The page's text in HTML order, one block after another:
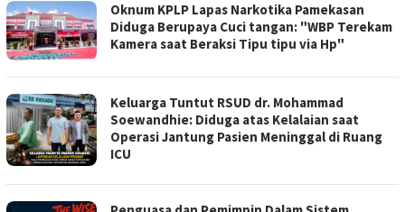
Oknum KPLP Lapas Narkotika Pamekasan
Diduga Berupaya Cuci tangan: "WBP Terekam
Kamera saat Beraksi Tipu tipu via Hp"
Keluarga Tuntut RSUD dr. Mohammad
Soewandhie: Diduga atas Kelalaian saat
Operasi Jantung Pasien Meninggal di Ruang
ICU